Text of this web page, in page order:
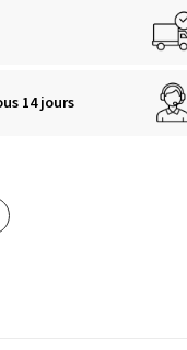
14 jours